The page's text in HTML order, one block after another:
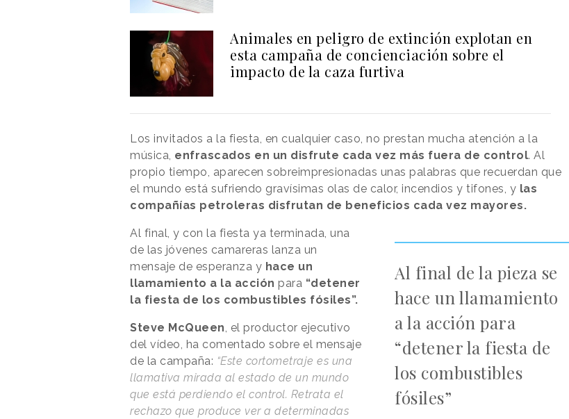
Animales en peligro de extinción explotan en
esta campaña de concienciación sobre el
impacto de la caza furtiva
Los invitados a la fiesta, en cualquier caso, no prestan mucha atención a la
música, enfrascados en un disfrute cada vez más fuera de control. Al
propio tiempo, aparecen sobreimpresionadas unas palabras que recuerdan que
el mundo está sufriendo gravísimas olas de calor, incendios y tifones, y las
compañías petroleras disfrutan de beneficios cada vez mayores.
Al final de la pieza se
hace un llamamiento
a la acción para
“detener la fiesta de
los combustibles
fósiles”
Al final, y con la fiesta ya terminada, una
de las jóvenes camareras lanza un
mensaje de esperanza y hace un
llamamiento a la acción para “detener
la fiesta de los combustibles fósiles”.
Steve McQueen, el productor ejecutivo
del vídeo, ha comentado sobre el mensaje
de la campaña: “Este cortometraje es una
llamativa mirada al estado de un mundo
que está perdiendo el control. Retrata el
rechazo que produce ver a determinadas